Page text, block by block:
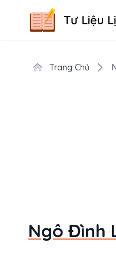
Tư Liệu
Trang Chủ
Ngô Đình